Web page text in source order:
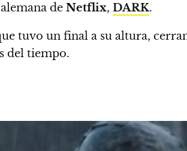
de Netflix, DARK.
tuvo un final a su altura,
del tiempo.